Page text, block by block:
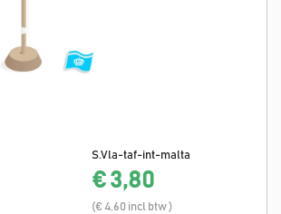
S.Vla-taf-int-malta
€ 3,80
(€ 4,60 incl btw )